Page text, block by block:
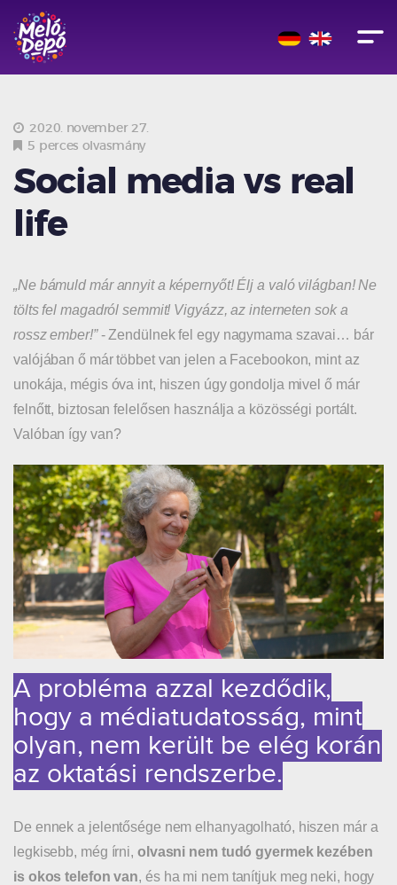
2020. november 27.
5 perces olvasmány
Social media vs real
life
„Ne bámuld már annyit a képernyőt! Élj a való világban! Ne
tölts fel magadról semmit! Vigyázz, az interneten sok a
rossz ember!”- Zendülnek fel egy nagymama szavai… bár
valójában ő már többet van jelen a Facebookon, mint az
unokája, mégis óva int, hiszen úgy gondolja mivel ő már
felnőtt, biztosan felelősen használja a közösségi portált.
Valóban így van?
A probléma azzal kezdődik,
hogy a médiatudatosság, mint
olyan, nem került be elég korán
az oktatási rendszerbe.
De ennek a jelentősége nem elhanyagolható, hiszen már a
legkisebb, még írni, olvasni nem tudó gyermek kezében
is okos telefon van, és ha mi nem tanítjuk meg neki, hogy